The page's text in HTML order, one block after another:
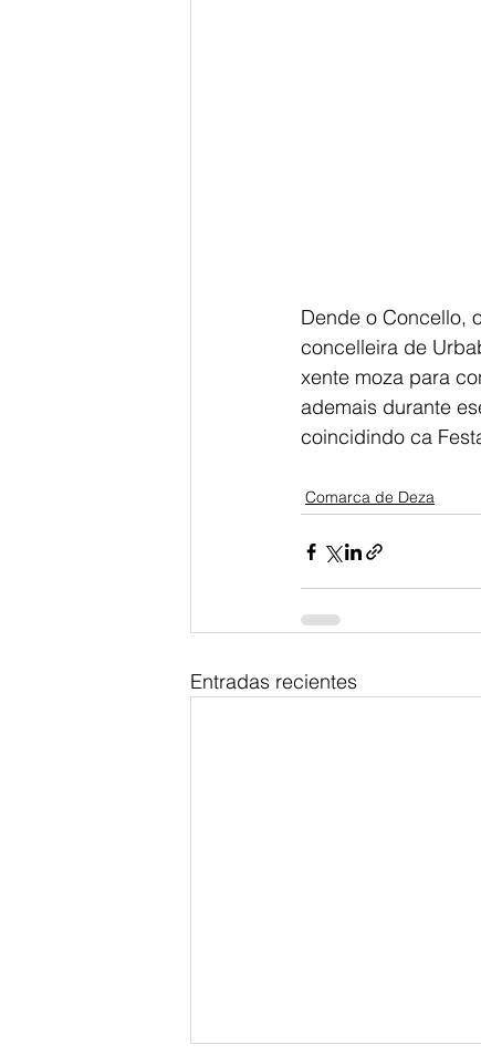
Dende o Concello,
concelleira de
xente moza para
ademais durante
coincidindo ca
Comarca de Deza
Entradas recientes